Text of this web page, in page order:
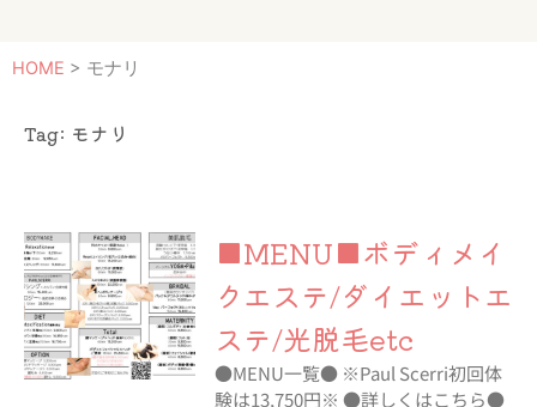
HOME > モナリ
Tag: モナリ
■MENU■ボディメイ
クエステ/ダイエットエ
ステ/光脱毛etc
●MENU一覧● ※Paul Scerri初回体
験は13,750円※ ●詳しくはこちら●